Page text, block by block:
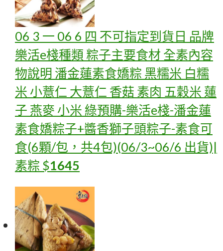
06 3 一 06 6 四 不可指定到貨日 品牌
樂活e棧種類 粽子主要食材 全素內容
物說明 潘金蓮素食嬌粽 黑糯米 白糯
米 小薏仁 大薏仁 香菇 素肉 五穀米 蓮
子 燕麥 小米 綠預購-樂活e棧-潘金蓮
素食嬌粽子+醬香獅子頭粽子-素食可
食(6顆/包，共4包)(06/3~06/6 出貨)|
素粽 $1645